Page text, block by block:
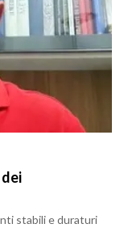
stabili e duraturi